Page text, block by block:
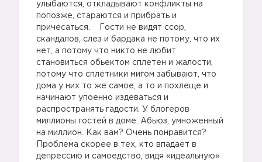
улыбаются, откладывают конфликты на
попозже, стараются и прибрать и
причесаться. Гости не видят ссор,
скандалов, слез и бардака не потому, что их
нет, а потому что никто не любит
становиться обьектом сплетен и жалости,
потому что сплетники мигом забывают, что
дома у них то же самое, а то и похлеще и
начинают упоенно издеваться и
распространять гадости. У блогеров
миллионы гостей в доме. Абьюз, умноженный
на миллион. Как вам? Очень понравится?
Проблема скорее в тех, кто впадает в
депрессию и самоедство, видя «идеальную»